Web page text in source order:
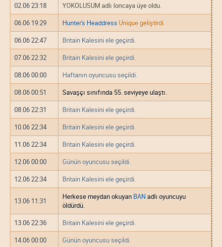
02.06 23:18
YOKOLUSUM adlı loncaya üye oldu.
06.06 19:29
Hunter's HeaddressUnique geliştirdi.
06.06 22:47
Britain Kalesini ele geçirdi.
07.06 22:32
Britain Kalesini ele geçirdi.
08.06 00:00
Haftanın oyuncusu seçildi.
08.06 00:51
Savaşçı sınıfında 55. seviyeye ulaştı.
08.06 22:31
Britain Kalesini ele geçirdi.
10.06 22:34
Britain Kalesini ele geçirdi.
11.06 22:34
Britain Kalesini ele geçirdi.
12.06 00:00
Günün oyuncusu seçildi.
12.06 22:34
Britain Kalesini ele geçirdi.
13.06 11:31 Herkese meydan okuyan BANadlı oyuncuyu
öldürdü.
13.06 22:36
Britain Kalesini ele geçirdi.
14.06 00:00
Günün oyuncusu seçildi.